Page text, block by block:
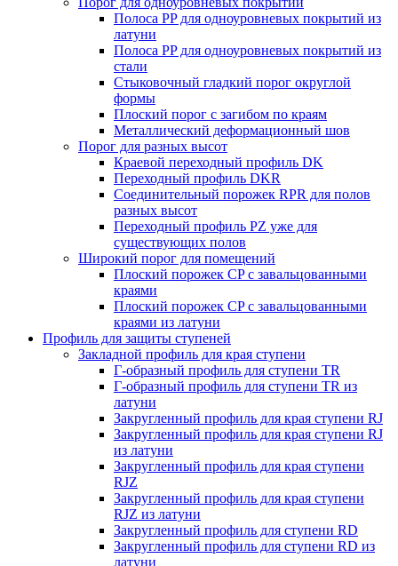
Полоса PP для одноуровневых покрытий из
латуни
Полоса PP для одноуровневых покрытий из
стали
Стыковочный гладкий порог округлой
формы
Плоский порог с загибом по краям
Металлический деформационный шов
Порог для разных высот
Краевой переходный профиль DK
Переходный профиль DKR
Cоединительный порожек RPR для полов
разных высот
Переходный профиль PZ уже для
существующих полов
Широкий порог для помещений
Плоский порожек СP с завальцованными
краями
Плоский порожек СP с завальцованными
краями из латуни
Профиль для защиты ступеней
Закладной профиль для края ступени
Г-образный профиль для ступени TR
Г-образный профиль для ступени TR из
латуни
Закругленный профиль для края ступени RJ
Закругленный профиль для края ступени RJ
из латуни
Закругленный профиль для края ступени
RJZ
Закругленный профиль для края ступени
RJZ из латуни
Закругленный профиль для ступени RD
Закругленный профиль для ступени RD из
латуни